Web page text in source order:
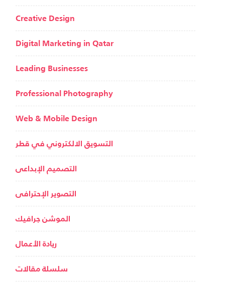
Creative Design
Digital Marketing in Qatar
Leading Businesses
Professional Photography
Web & Mobile Design
التسويق الالكتروني في قطر
التصميم الإبداعى
التصوير الإحترافى
الموشن جرافيك
ريادة الأعمال
سلسلة مقالات